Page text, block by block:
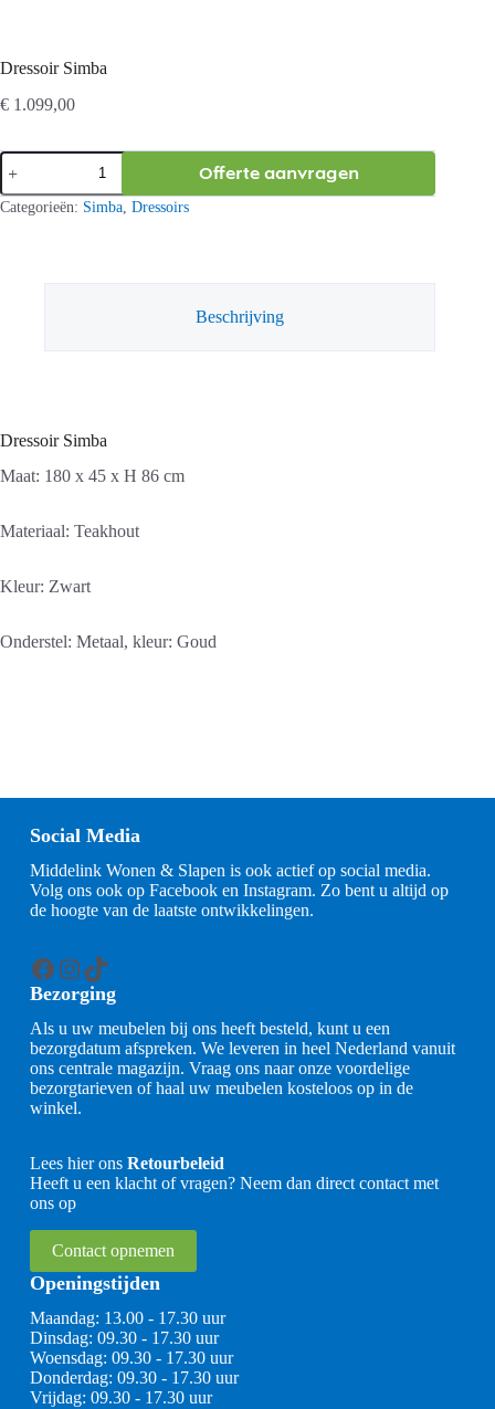
Dressoir Simba
€ 1.099,00
Dressoir
Simba
aantal
Offerte aanvragen
Categorieën: Simba Dressoirs
Beschrijving
Dressoir Simba
Maat: 180 x 45 x H 86 cm
Materiaal: Teakhout
Kleur: Zwart
Onderstel: Metaal, kleur: Goud
Social Media
Middelink Wonen & Slapen is ook actief op social media.
Volg ons ook op Facebook en Instagram. Zo bent u altijd op
de hoogte van de laatste ontwikkelingen.
Facebook
Instagram
TikTok
Bezorging
Als u uw meubelen bij ons heeft besteld, kunt u een
bezorgdatum afspreken. We leveren in heel Nederland vanuit
ons centrale magazijn. Vraag ons naar onze voordelige
bezorgtarieven of haal uw meubelen kosteloos op in de
winkel.
Lees hier ons Retourbeleid
Heeft u een klacht of vragen? Neem dan direct contact met
ons op
Contact opnemen
Openingstijden
Maandag: 13.00 - 17.30 uur
Dinsdag: 09.30 - 17.30 uur
Woensdag: 09.30 - 17.30 uur
Donderdag: 09.30 - 17.30 uur
Vrijdag: 09.30 - 17.30 uur